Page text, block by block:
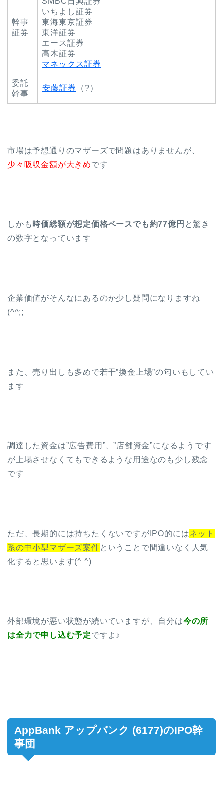
幹事
証券
いちよし証券
東海東京証券
東洋証券
エース証券
髙木証券
マネックス証券
委託
幹事
安藤証券 （?）
市場は予想通りのマザーズで問題はありませんが、
少々吸収金額が大きめです
しかも 時価総額が想定価格ベースでも約77億円 と驚き
の数字となっています
企業価値がそんなにあるのか少し疑問になりますね
(^^;;
また、売り出しも多めで若干”換金上場”の匂いもしてい
ます
調達した資金は”広告費用”、”店舗資金”になるようです
が上場させなくてもできるような用途なのも少し残念
です
ただ、長期的には持ちたくないですがIPO的にはネット
系の中小型マザーズ案件 ということで間違いなく人気
化すると思います(^ ^)
外部環境が悪い状態が続いていますが、自分は今の所
は全力で申し込む予定ですよ♪
AppBank アップバンク (6177)のIPO幹
事団